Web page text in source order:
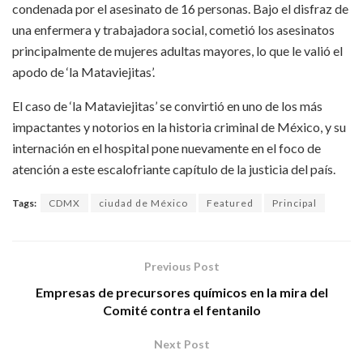
condenada por el asesinato de 16 personas. Bajo el disfraz de
una enfermera y trabajadora social, cometió los asesinatos
principalmente de mujeres adultas mayores, lo que le valió el
apodo de ‘la Mataviejitas’.
El caso de ‘la Mataviejitas’ se convirtió en uno de los más
impactantes y notorios en la historia criminal de México, y su
internación en el hospital pone nuevamente en el foco de
atención a este escalofriante capítulo de la justicia del país.
Tags: CDMX ciudad de México Featured Principal
Previous Post
Empresas de precursores químicos en la mira del
Comité contra el fentanilo
Next Post